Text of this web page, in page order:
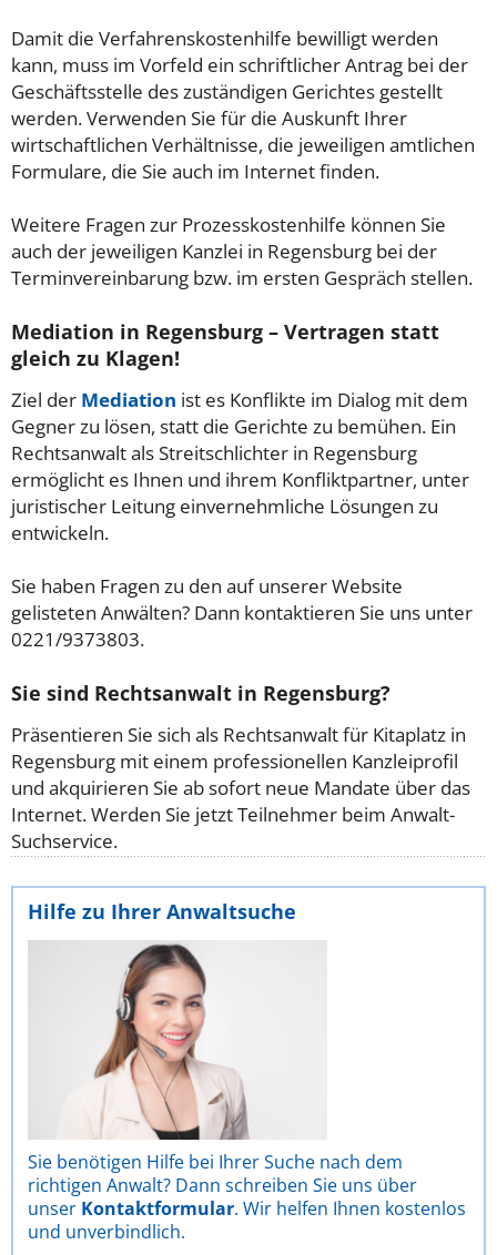
Damit die Verfahrenskostenhilfe bewilligt werden
kann, muss im Vorfeld ein schriftlicher Antrag bei der
Geschäftsstelle des zuständigen Gerichtes gestellt
werden. Verwenden Sie für die Auskunft Ihrer
wirtschaftlichen Verhältnisse, die jeweiligen amtlichen
Formulare, die Sie auch im Internet finden.
Weitere Fragen zur Prozesskostenhilfe können Sie
auch der jeweiligen Kanzlei in Regensburg bei der
Terminvereinbarung bzw. im ersten Gespräch stellen.
Mediation in Regensburg – Vertragen statt
gleich zu Klagen!
Ziel der Mediation ist es Konflikte im Dialog mit dem
Gegner zu lösen, statt die Gerichte zu bemühen. Ein
Rechtsanwalt als Streitschlichter in Regensburg
ermöglicht es Ihnen und ihrem Konfliktpartner, unter
juristischer Leitung einvernehmliche Lösungen zu
entwickeln.
Sie haben Fragen zu den auf unserer Website
gelisteten Anwälten? Dann kontaktieren Sie uns unter
0221/9373803.
Sie sind Rechtsanwalt in Regensburg?
Präsentieren Sie sich als Rechtsanwalt für Kitaplatz in
Regensburg mit einem professionellen Kanzleiprofil
und akquirieren Sie ab sofort neue Mandate über das
Internet. Werden Sie jetzt Teilnehmer beim Anwalt-
Suchservice.
Hilfe zu Ihrer Anwaltsuche
Sie benötigen Hilfe bei Ihrer Suche nach dem
richtigen Anwalt? Dann schreiben Sie uns über
unser Kontaktformular. Wir helfen Ihnen kostenlos
und unverbindlich.